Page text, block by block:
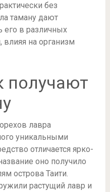
без
таману дают
его в различных
на организм
получают
лавра
уникальными
отличается ярко-
оно получило
острова Таити.
растущий лавр и